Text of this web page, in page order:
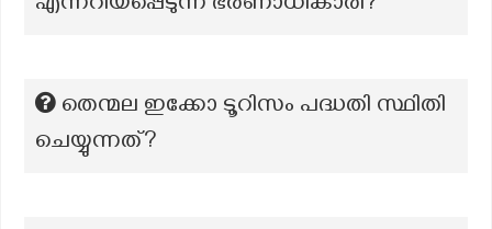
തെന്മല ഇക്കോ ടൂറിസം പദ്ധതി സ്ഥിതി
ചെയ്യുന്നത്?